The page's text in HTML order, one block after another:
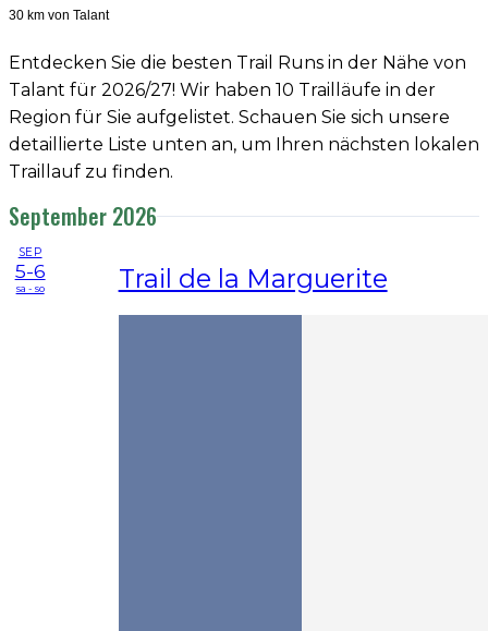
30 km von Talant
Entdecken Sie die besten Trail Runs in der Nähe von
Talant für 2026/27! Wir haben 10 Trailläufe in der
Region für Sie aufgelistet. Schauen Sie sich unsere
detaillierte Liste unten an, um Ihren nächsten lokalen
Traillauf zu finden.
September 2026
SEP
5-6
sa - so Trail de la Marguerite